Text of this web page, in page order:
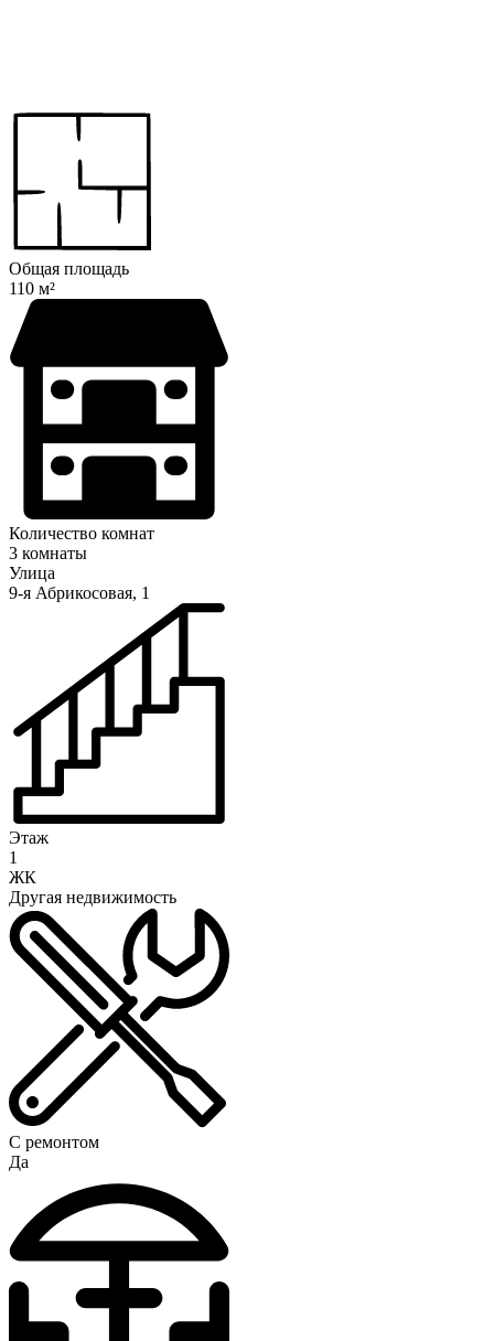
Общая площадь
110 м²
Количество комнат
3 комнаты
Улица
9-я Абрикосовая, 1
Этаж
1
ЖК
Другая недвижимость
С ремонтом
Да